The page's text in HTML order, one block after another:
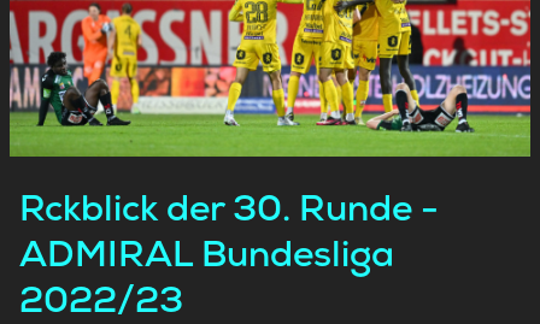
Rckblick der 30. Runde -
ADMIRAL Bundesliga
2022/23